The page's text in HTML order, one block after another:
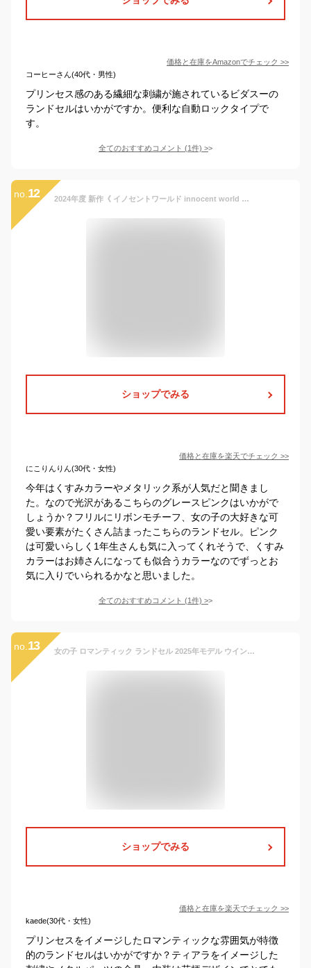
価格と在庫をAmazonでチェック >>
コーヒーさん(40代・男性)
プリンセス感のある繊細な刺繍が施されているビダスーの
ランドセルはいかがですか。便利な自動ロックタイプで
す。
全てのおすすめコメント (1件) >
no. 12 2024年度 新作《 イノセントワールド innocent world クラッシーアリス 》 豪華な刺繍、優しいカラー♪ ランドセル 女の子 人気 ブランド 色 ピンク さくら 桜色 PINK ブルー 水色 紺 ネイビー コン ベージュ
ショップでみる
価格と在庫を楽天でチェック >>
にこりんりん(30代・女性)
今年はくすみカラーやメタリック系が人気だと聞きまし
た。なので光沢があるこちらのグレースピンクはいかがで
しょうか？フリルにリボンモチーフ、女の子の大好きな可
愛い要素がたくさん詰まったこちらのランドセル。ピンク
は可愛いらしく1年生さんも気に入ってくれそうで、くすみ
カラーはお姉さんになっても似合うカラーなのでずっとお
気に入りでいられるかなと思いました。
全てのおすすめコメント (1件) >
no. 13 女の子 ロマンティック ランドセル 2025年モデル ウイング背カン 日本製 A4フラットファイル対応 クラリーノ 6年間保証 レース ティアラ おしゃれ かわいい 高級感 刺繍 6年生まで持てる 人気 LIRICO リリコ
ショップでみる
価格と在庫を楽天でチェック >>
kaede(30代・女性)
プリンセスをイメージしたロマンティックな雰囲気が特徴
的のランドセルはいかがですか？ティアラをイメージした